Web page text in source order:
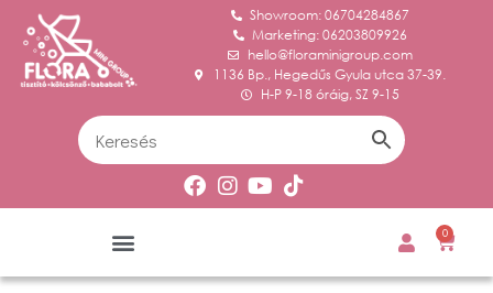
Showroom: 06704284867
Marketing: 06203809926
hello@floraminigroup.com
1136 Bp., Hegedűs Gyula utca 37-39.
H-P 9-18 óráig, SZ 9-15
0